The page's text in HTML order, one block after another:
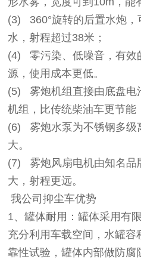
(3) 360°旋转的后置水炮，
水，射程超过38米；
(4) 零污染、低噪音，有效
源，使用成本更低。
(5) 雾炮机组直接由底盘电
机组，比传统柴油车更节能
(6) 雾炮水泵为不锈钢多级
大。
(7) 雾炮风扇电机由知名品
大，射程更远。
我公司抑尘车优势
1、罐体耐用 ：罐体采用有
充分利用车载空间，水罐
靠性试验，罐体内部做防腐